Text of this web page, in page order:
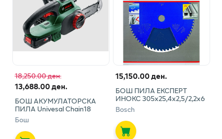
18,250.00 ден.
13,688.00 ден.
БОШ АКУМУЛАТОРСКА
ПИЛА Univesal Chain18
Бош
15,150.00 ден.
БОШ ПИЛА ЕКСПЕРТ
ИНОКС 305х25,4х2,5/2,2х6
Bosch